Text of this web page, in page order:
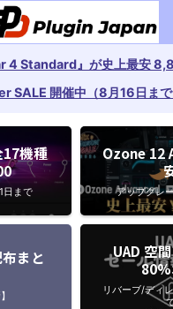
Standard』が史上最安
SALE 開催中（8月16日まで
機種
日まで
Ozone 12
アップグレ
まと
UAD 空
リバーブ/ディ